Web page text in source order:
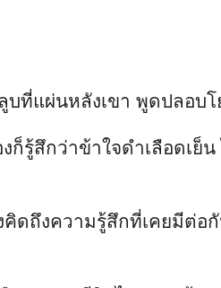
ลูบที่แผ่นหลังเขา พูดปลอบ
ก็รู้สึกว่าข้าใจดำเลือดเ
ดถึงความรู้สึกที่เคยมีต่อ